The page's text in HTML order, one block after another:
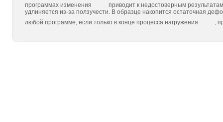
программах изменения
приводит к недостоверным
удлиняется из-за ползучести. В образце накопится остаточная
любой программе, если только в конце процесса нагружения
,